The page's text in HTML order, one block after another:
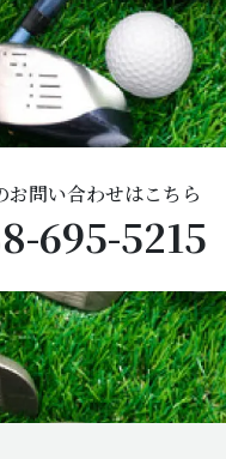
695-5215
お問い合わせはこちら